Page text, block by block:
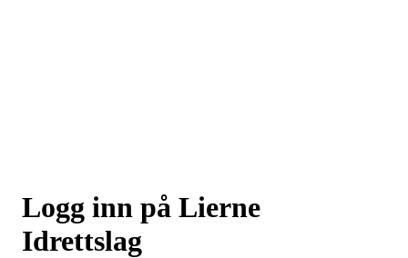
Logg inn på Lierne
Idrettslag